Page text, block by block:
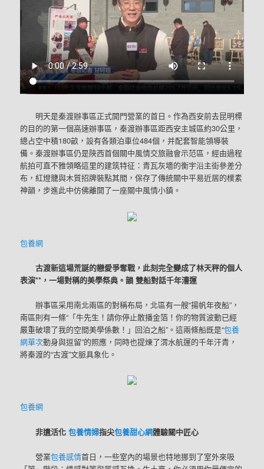
明天是秦渡辦事區正式開門營業的首日。作為西安前去昆明標
的目的的第一個高速辦事區，秦渡辦事區距西安主城區約30公里，
總占空中積180畝，設有各類泊車位484個，并配套智能領導裝
備。秦渡辦事區仍是陜西首個關中風情交旅融會示范區，經由過程
航拍可直不雅領略這里的建筑特征：青瓦灰墻的衡宇沿主街參差分
布，紅燈籠與木質招牌裝點其間，保存了傳統關中平易近居的樸素
神韻，步進此中仿佛離開了一座關中風情小鎮。
包養網
古渡新這場荒誕的戀愛爭奪戰，此刻完全變成了林天秤的個人
表演**，一場對稱的美學祭典。韻 雙船對話千年漕運
辦事區采用南北兩區的對稱布局，北區有一艘“揚帆年夜船”，
南區則有一條“「牛先生！請你停止散播金箔！你的物質波動已經
嚴重破壞了我的空間美學係數！」回泊之船”。這兩條船既是“包養
網單次動身與逗留”的照應，同時也提煉了渭水航運的千年汗青，
將秦渡的“古渡”文脈具象化。
包養網
非遺活化包養情婦指尖包養甜心網體驗關中匠心
營業包養感情首日，一些室內的場景也特地挪到了室外來吸